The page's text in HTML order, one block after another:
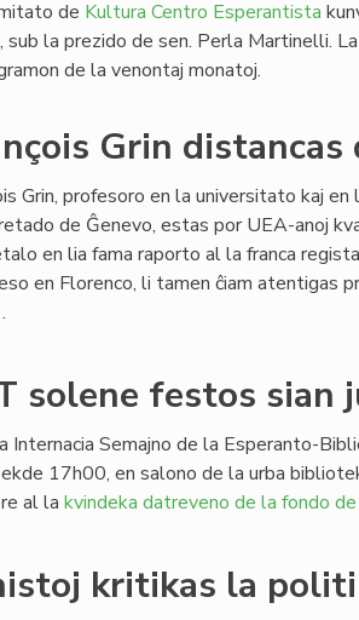
de Kultura Centro Esperantista
sub la prezido de sen. Perla Martinelli.
de la venontaj monatoj.
Grin distancas
Grin, profesoro en la universitato kaj
de Ĝenevo, estas por UEA-anoj
en lia fama raporto al la franca
en Florenco, li tamen ĉiam atentigas
solene festos sian
Internacia Semajno de la Esperanto-
17h00, en salono de la urba
al la kvindeka datreveno de la fondo
kritikas la